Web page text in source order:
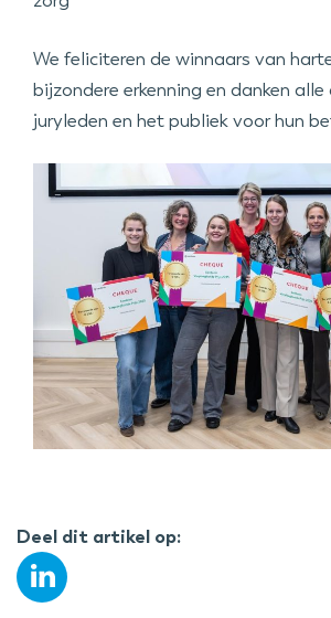
We feliciteren de winnaars van
bijzondere erkenning en danken alle
juryleden en het publiek voor hun
Deel dit artikel op: